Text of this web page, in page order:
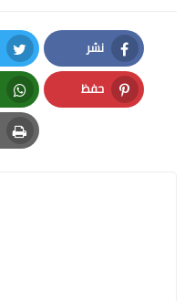
نشر
Facebook
حفظ
Pinterest